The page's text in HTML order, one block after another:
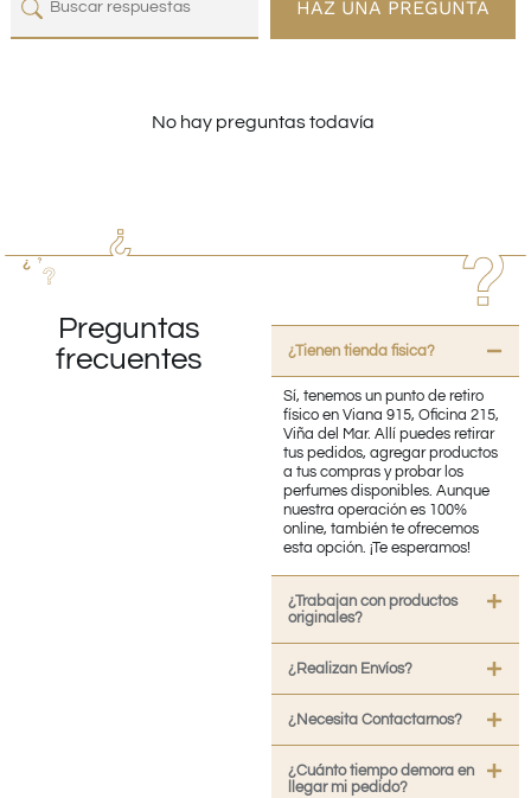
HAZ UNA PREGUNTA
No hay preguntas todavía
Preguntas
frecuentes
¿Tienen tienda fisica?
Sí, tenemos un punto de retiro
físico en Viana 915, Oficina 215,
Viña del Mar. Allí puedes retirar
tus pedidos, agregar productos
a tus compras y probar los
perfumes disponibles. Aunque
nuestra operación es 100%
online, también te ofrecemos
esta opción. ¡Te esperamos!
¿Trabajan con productos
originales?
¿Realizan Envíos?
¿Necesita Contactarnos?
¿Cuánto tiempo demora en
llegar mi pedido?